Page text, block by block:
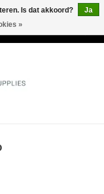
Is dat akkoord?
Ja
»